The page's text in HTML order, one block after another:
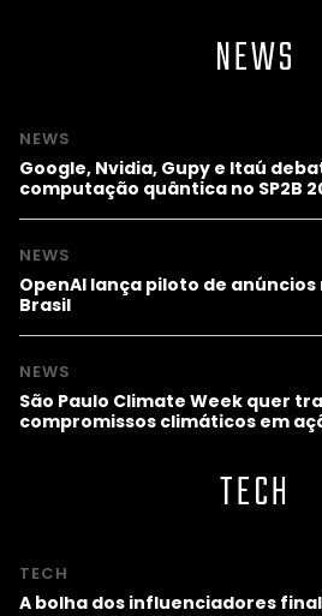
NEWS
NEWS
Google, Nvidia, Gupy e Itaú
computação quântica no SP2B
NEWS
OpenAI lança piloto de anúncios
Brasil
NEWS
São Paulo Climate Week quer
compromissos climáticos em
TECH
TECH
A bolha dos influenciadores